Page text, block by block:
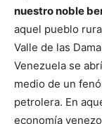
nuestro noble
aquel pueblo
Valle de las
Venezuela se
medio de un
petrolera. En
economía